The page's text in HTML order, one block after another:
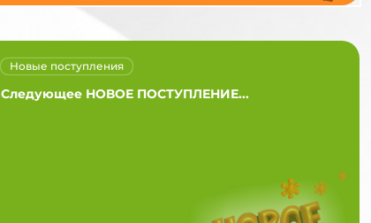
Следующее НОВОЕ ПОСТУПЛЕНИЕ...
Новые поступления